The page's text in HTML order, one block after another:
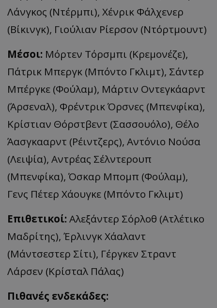
Λάνγκος (Ντέρμπι), Χένρικ Φάλχενερ
(Βίκινγκ), Γιούλιαν Ρίερσον (Ντόρτμουντ)
Μέσοι: Μόρτεν Τόρσμπι (Κρεμονέζε),
Πάτρικ Μπεργκ (Μπόντο Γκλιμτ), Σάντερ
Μπέργκε (Φούλαμ), Μάρτιν Οντεγκάαρντ
(Άρσεναλ), Φρέντρικ Όρσνες (Μπενφίκα),
Κρίστιαν Θόρστβεντ (Σασσουόλο), Θέλο
Άασγκααρντ (Ρέιντζερς), Αντόνιο Νούσα
(Λειψία), Αντρέας Σέλντερουπ
(Μπενφίκα), Όσκαρ Μπομπ (Φούλαμ),
Γενς Πέτερ Χάουγκε (Μπόντο Γκλιμτ)
Επιθετικοί: Αλεξάντερ Σόρλοθ (Ατλέτικο
Μαδρίτης), Έρλινγκ Χάαλαντ
(Μάντσεστερ Σίτι), Γέργκεν Στραντ
Λάρσεν (Κρίσταλ Πάλας)
Πιθανές ενδεκάδες: